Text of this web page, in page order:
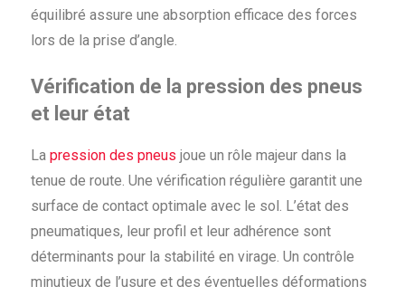
équilibré assure une absorption efficace des forces
lors de la prise d’angle.
Vérification de la pression des pneus
et leur état
La pression des pneus joue un rôle majeur dans la
tenue de route. Une vérification régulière garantit une
surface de contact optimale avec le sol. L’état des
pneumatiques, leur profil et leur adhérence sont
déterminants pour la stabilité en virage. Un contrôle
minutieux de l’usure et des éventuelles déformations